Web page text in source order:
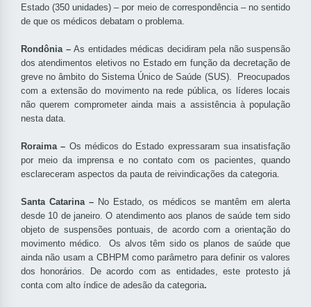
Estado (350 unidades) – por meio de correspondência – no sentido
de que os médicos debatam o problema.
Rondônia – As entidades médicas decidiram pela não suspensão
dos atendimentos eletivos no Estado em função da decretação de
greve no âmbito do Sistema Único de Saúde (SUS). Preocupados
com a extensão do movimento na rede pública, os líderes locais
não querem comprometer ainda mais a assistência à população
nesta data.
Roraima – Os médicos do Estado expressaram sua insatisfação
por meio da imprensa e no contato com os pacientes, quando
esclareceram aspectos da pauta de reivindicações da categoria.
Santa Catarina – No Estado, os médicos se mantêm em alerta
desde 10 de janeiro. O atendimento aos planos de saúde tem sido
objeto de suspensões pontuais, de acordo com a orientação do
movimento médico. Os alvos têm sido os planos de saúde que
ainda não usam a CBHPM como parâmetro para definir os valores
dos honorários. De acordo com as entidades, este protesto já
conta com alto índice de adesão da categoria.